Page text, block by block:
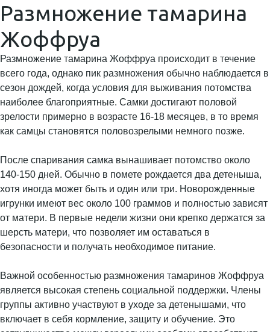
Размножение тамарина
Жоффруа
Размножение тамарина Жоффруа происходит в течение
всего года, однако пик размножения обычно наблюдается в
сезон дождей, когда условия для выживания потомства
наиболее благоприятные. Самки достигают половой
зрелости примерно в возрасте 16-18 месяцев, в то время
как самцы становятся половозрелыми немного позже.
После спаривания самка вынашивает потомство около
140-150 дней. Обычно в помете рождается два детеныша,
хотя иногда может быть и один или три. Новорожденные
игрунки имеют вес около 100 граммов и полностью зависят
от матери. В первые недели жизни они крепко держатся за
шерсть матери, что позволяет им оставаться в
безопасности и получать необходимое питание.
Важной особенностью размножения тамаринов Жоффруа
является высокая степень социальной поддержки. Члены
группы активно участвуют в уходе за детенышами, что
включает в себя кормление, защиту и обучение. Это